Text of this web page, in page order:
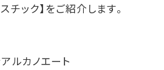
チック】をご紹介します。
カノエート